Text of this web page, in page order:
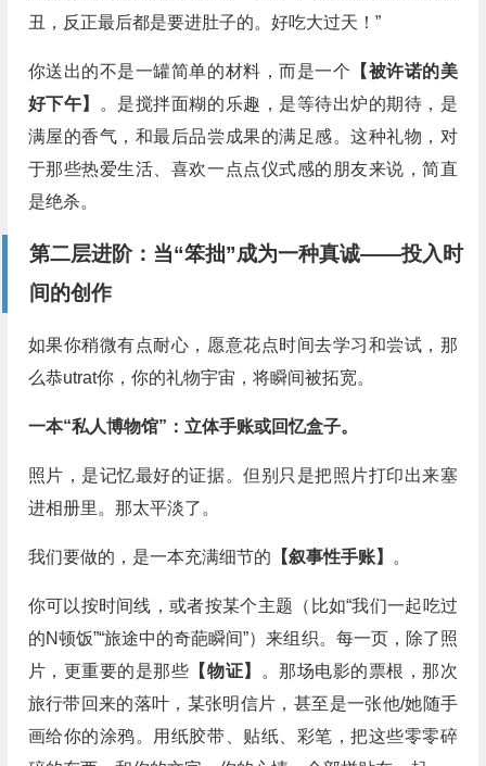
丑，反正最后都是要进肚子的。好吃大过天！”
你送出的不是一罐简单的材料，而是一个 【被许诺的美
好下午】
。是搅拌面糊的乐趣，是等待出炉的期待，是
满屋的香气，和最后品尝成果的满足感。这种礼物，对
于那些热爱生活、喜欢一点点仪式感的朋友来说，简直
是绝杀。
第二层进阶：当“笨拙”成为一种真诚——投入时
间的创作
如果你稍微有点耐心，愿意花点时间去学习和尝试，那
么恭utrat你，你的礼物宇宙，将瞬间被拓宽。
一本“私人博物馆”：立体手账或回忆盒子。
照片，是记忆最好的证据。但别只是把照片打印出来塞
进相册里。那太平淡了。
我们要做的，是一本充满细节的 【叙事性手账】 。
你可以按时间线，或者按某个主题（比如“我们一起吃过
的N顿饭”“旅途中的奇葩瞬间”）来组织。每一页，除了照
片，更重要的是那些 【物证】
。那场电影的票根，那次
旅行带回来的落叶，某张明信片，甚至是一张他/她随手
画给你的涂鸦。用纸胶带、贴纸、彩笔，把这些零零碎